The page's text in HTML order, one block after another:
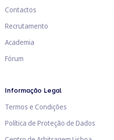
Contactos
Recrutamento
Academia
Fórum
Informação Legal
Termos e Condições
Política de Proteção de Dados